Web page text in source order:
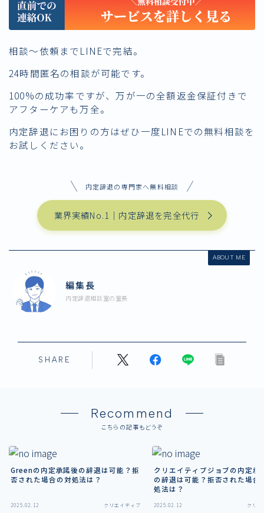
相談〜依頼までLINEで完結。
24時間匿名の相談が可能です。
100%の成功率ですが、万が一の全額返金保証付きで
アフターケアも万全。
内定辞退にお困りの方はぜひ一度LINEでの無料相談を
お試しください。
内定辞退の専門家へ無料相談
業界実績No.1｜内定辞退を完全代行
ABOUT ME
編集長
内定辞退相談室の室長
SHARE
Recommend
こちらの記事もどうぞ
Greenの内定承諾後の辞退は可能？拒
否された場合の対処法は？
2025.02.12 クリエイティブ
クリエイティブジョブの内定承
の辞退は可能？拒否された場合
処法は？
2025.02.12 クリ